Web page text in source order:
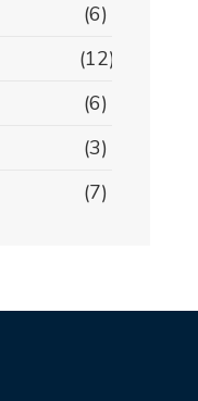
(6)
(12)
(6)
(3)
(7)